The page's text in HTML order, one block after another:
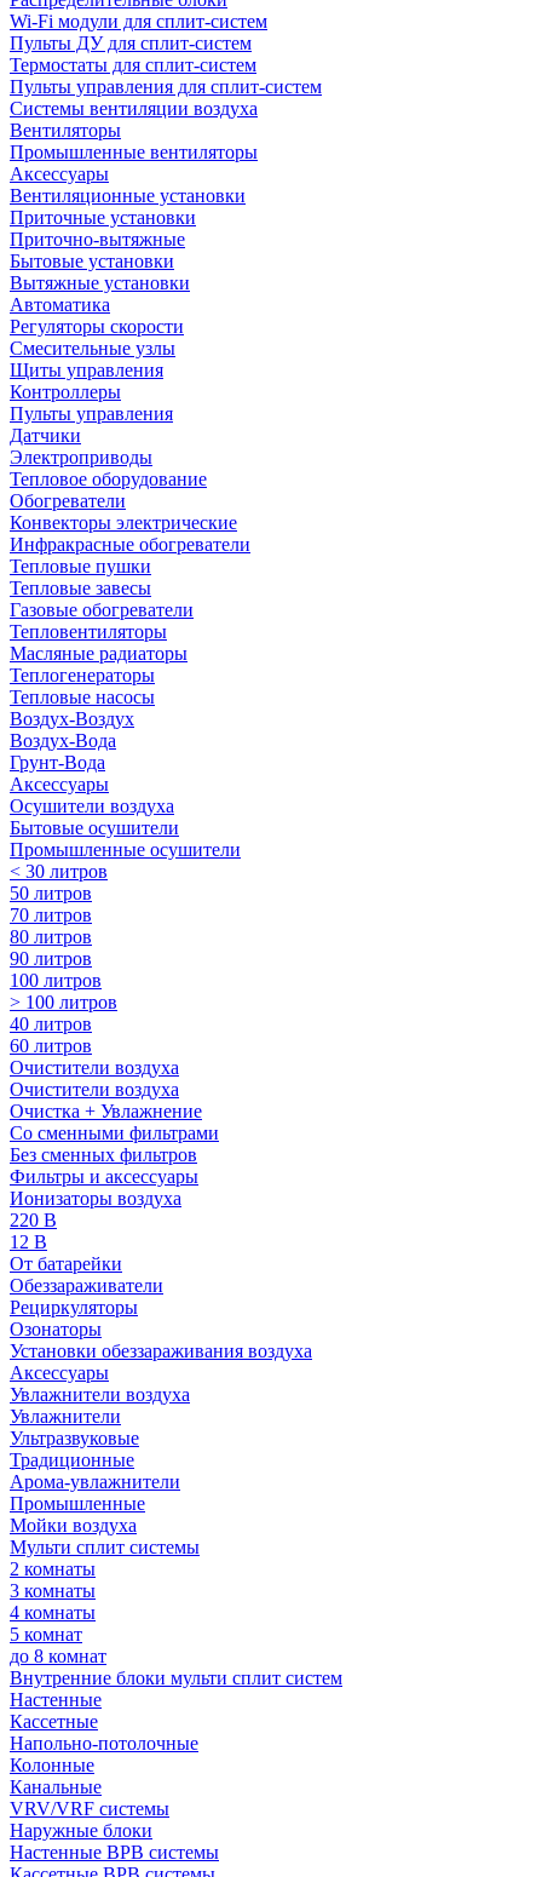
Wi-Fi модули для сплит-систем
Пульты ДУ для сплит-систем
Термостаты для сплит-систем
Пульты управления для сплит-систем
Системы вентиляции воздуха
Вентиляторы
Промышленные вентиляторы
Аксессуары
Вентиляционные установки
Приточные установки
Приточно-вытяжные
Бытовые установки
Вытяжные установки
Автоматика
Регуляторы скорости
Смесительные узлы
Щиты управления
Контроллеры
Пульты управления
Датчики
Электроприводы
Тепловое оборудование
Обогреватели
Конвекторы электрические
Инфракрасные обогреватели
Тепловые пушки
Тепловые завесы
Газовые обогреватели
Тепловентиляторы
Масляные радиаторы
Теплогенераторы
Тепловые насосы
Воздух-Воздух
Воздух-Вода
Грунт-Вода
Аксессуары
Осушители воздуха
Бытовые осушители
Промышленные осушители
< 30 литров
50 литров
70 литров
80 литров
90 литров
100 литров
> 100 литров
40 литров
60 литров
Очистители воздуха
Очистители воздуха
Очистка + Увлажнение
Cо сменными фильтрами
Без сменных фильтров
Фильтры и аксессуары
Ионизаторы воздуха
220 В
12 В
От батарейки
Обеззараживатели
Рециркуляторы
Озонаторы
Установки обеззараживания воздуха
Аксессуары
Увлажнители воздуха
Увлажнители
Ультразвуковые
Традиционные
Арома-увлажнители
Промышленные
Мойки воздуха
Мульти сплит системы
2 комнаты
3 комнаты
4 комнаты
5 комнат
до 8 комнат
Внутренние блоки мульти сплит систем
Настенные
Кассетные
Напольно-потолочные
Колонные
Канальные
VRV/VRF системы
Наружные блоки
Настенные ВРВ системы